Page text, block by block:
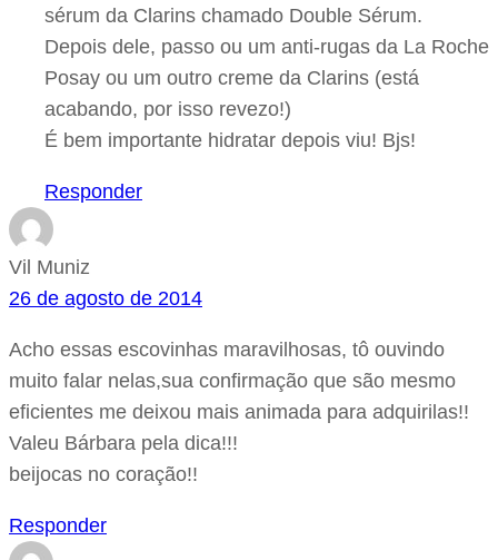
sérum da Clarins chamado Double Sérum.
Depois dele, passo ou um anti-rugas da La Roche
Posay ou um outro creme da Clarins (está
acabando, por isso revezo!)
É bem importante hidratar depois viu! Bjs!
Responder
Vil Muniz
26 de agosto de 2014
Acho essas escovinhas maravilhosas, tô ouvindo
muito falar nelas,sua confirmação que são mesmo
eficientes me deixou mais animada para adquirilas!!
Valeu Bárbara pela dica!!!
beijocas no coração!!
Responder